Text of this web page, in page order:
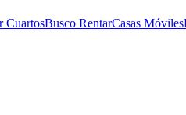
CuartosBusco RentarCasas Móviles